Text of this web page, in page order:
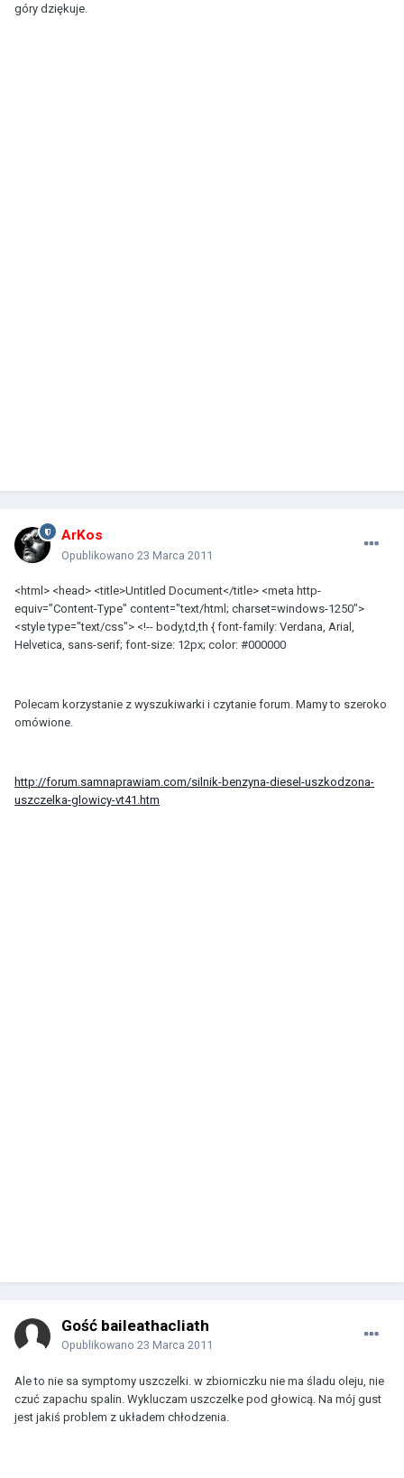
góry dziękuje.
ArKos
Opublikowano 23 Marca 2011
<html> <head> <title>Untitled Document</title> <meta http-
equiv="Content-Type" content="text/html; charset=windows-1250">
<style type="text/css"> <!-- body,td,th { font-family: Verdana, Arial,
Helvetica, sans-serif; font-size: 12px; color: #000000
Polecam korzystanie z wyszukiwarki i czytanie forum. Mamy to szeroko
omówione.
http://forum.samnaprawiam.com/silnik-benzyna-diesel-uszkodzona-
uszczelka-glowicy-vt41.htm
Gość baileathacliath
Opublikowano 23 Marca 2011
Ale to nie sa symptomy uszczelki. w zbiorniczku nie ma śladu oleju, nie
czuć zapachu spalin. Wykluczam uszczelke pod głowicą. Na mój gust
jest jakiś problem z układem chłodzenia.